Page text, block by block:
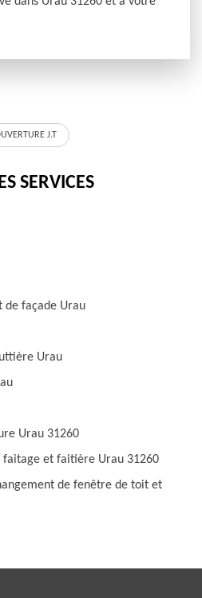
J.T
SERVICES
de façade Urau
Urau
Urau 31260
faitage et faitière Urau 31260
de fenêtre de toit et